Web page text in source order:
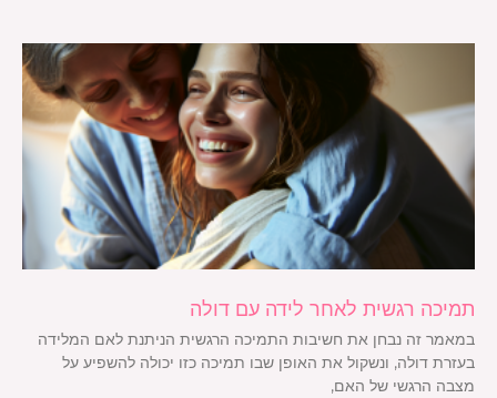
תמיכה רגשית לאחר לידה עם דולה
במאמר זה נבחן את חשיבות התמיכה הרגשית הניתנת לאם המלידה
בעזרת דולה, ונשקול את האופן שבו תמיכה כזו יכולה להשפיע על
מצבה הרגשי של האם,